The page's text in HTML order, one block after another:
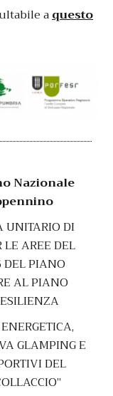
aquesto
Nazionale
UNITARIO DI
AREE DEL
DEL PIANO
AL PIANO
GLAMPING E
DEL